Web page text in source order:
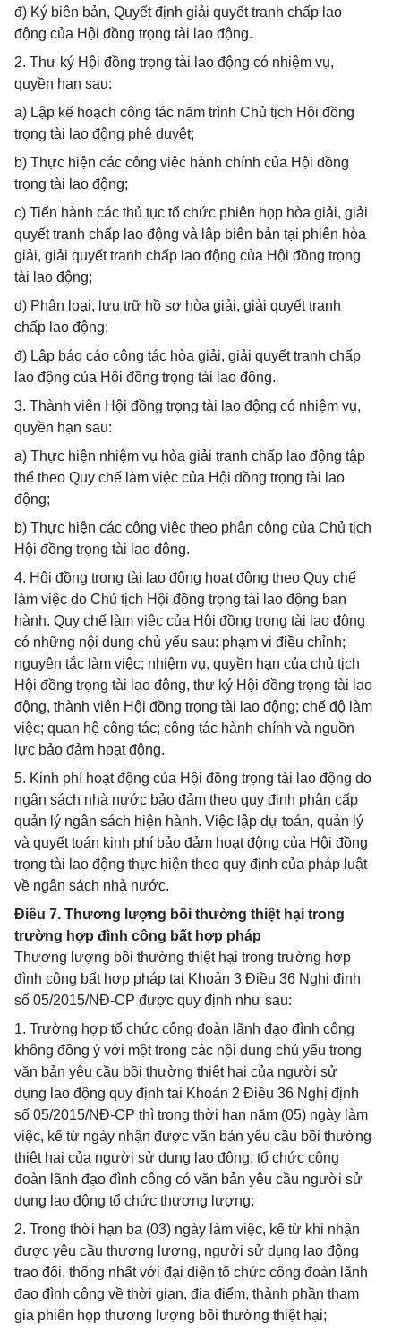
đ) Ký biên bản, Quyết định giải quyết tranh chấp lao
động của Hội đồng trọng tài lao động.
2. Thư ký Hội đồng trọng tài lao động có nhiệm vụ,
quyền hạn sau:
a) Lập kế hoạch công tác năm trình Chủ tịch Hội đồng
trọng tài lao động phê duyệt;
b) Thực hiện các công việc hành chính của Hội đồng
trọng tài lao động;
c) Tiến hành các thủ tục tổ chức phiên họp hòa giải, giải
quyết tranh chấp lao động và lập biên bản tại phiên hòa
giải, giải quyết tranh chấp lao động của Hội đồng trọng
tài lao động;
d) Phân loại, lưu trữ hồ sơ hòa giải, giải quyết tranh
chấp lao động;
đ) Lập báo cáo công tác hòa giải, giải quyết tranh chấp
lao động của Hội đồng trọng tài lao động.
3. Thành viên Hội đồng trọng tài lao động có nhiệm vụ,
quyền hạn sau:
a) Thực hiện nhiệm vụ hòa giải tranh chấp lao động tập
thể theo Quy chế làm việc của Hội đồng trọng tài lao
động;
b) Thực hiện các công việc theo phân công của Chủ tịch
Hội đồng trọng tài lao động.
4. Hội đồng trọng tài lao động hoạt động theo Quy chế
làm việc do Chủ tịch Hội đồng trọng tài lao động ban
hành. Quy chế làm việc của Hội đồng trọng tài lao động
có những nội dung chủ yếu sau: phạm vi điều chỉnh;
nguyên tắc làm việc; nhiệm vụ, quyền hạn của chủ tịch
Hội đồng trọng tài lao động, thư ký Hội đồng trọng tài lao
động, thành viên Hội đồng trọng tài lao động; chế độ làm
việc; quan hệ công tác; công tác hành chính và nguồn
lực bảo đảm hoạt động.
5. Kinh phí hoạt động của Hội đồng trọng tài lao động do
ngân sách nhà nước bảo đảm theo quy định phân cấp
quản lý ngân sách hiện hành. Việc lập dự toán, quản lý
và quyết toán kinh phí bảo đảm hoạt động của Hội đồng
trọng tài lao động thực hiện theo quy định của pháp luật
về ngân sách nhà nước.
Điều 7. Thương lượng bồi thường thiệt hại trong
trường hợp đình công bất hợp pháp
Thương lượng bồi thường thiệt hại trong trường hợp
đình công bất hợp pháp tại Khoản 3 Điều 36 Nghị định
số 05/2015/NĐ-CP được quy định như sau:
1. Trường hợp tổ chức công đoàn lãnh đạo đình công
không đồng ý với một trong các nội dung chủ yếu trong
văn bản yêu cầu bồi thường thiệt hại của người sử
dụng lao động quy định tại Khoản 2 Điều 36 Nghị định
số 05/2015/NĐ-CP thì trong thời hạn năm (05) ngày làm
việc, kể từ ngày nhận được văn bản yêu cầu bồi thường
thiệt hại của người sử dụng lao động, tổ chức công
đoàn lãnh đạo đình công có văn bản yêu cầu người sử
dụng lao động tổ chức thương lượng;
2. Trong thời hạn ba (03) ngày làm việc, kể từ khi nhận
được yêu cầu thương lượng, người sử dụng lao động
trao đổi, thống nhất với đại diện tổ chức công đoàn lãnh
đạo đình công về thời gian, địa điểm, thành phần tham
gia phiên họp thương lượng bồi thường thiệt hại;